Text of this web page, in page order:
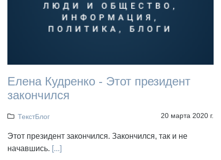
Елена Кудренко - Этот президент
закончился
ТекстБлог 20 марта 2020 г.
Этот президент закончился. Закончился, так и не
начавшись. [...]